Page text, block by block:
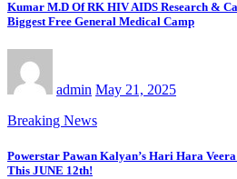
Kumar M.D Of RK HIV AIDS Research &
Biggest Free General Medical Camp
admin May 21, 2025
Breaking News
Powerstar Pawan Kalyan’s Hari Hara
This JUNE 12th!